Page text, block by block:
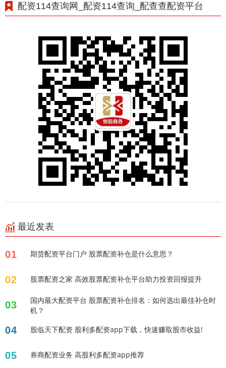
配资114查询网_配资114查询_配查查配资平台
最近发表
01 期货配资平台门户 股票配资补仓是什么意思？
02 股票配资之家 高效股票配资补仓平台助力投资回报提升
03
国内最大配资平台 股票配资补仓排名：如何选出最佳补仓时
机？
04 股临天下配资 股利多配资app下载，快速赚取股市收益!
05 券商配资业务 高股利多配资app推荐